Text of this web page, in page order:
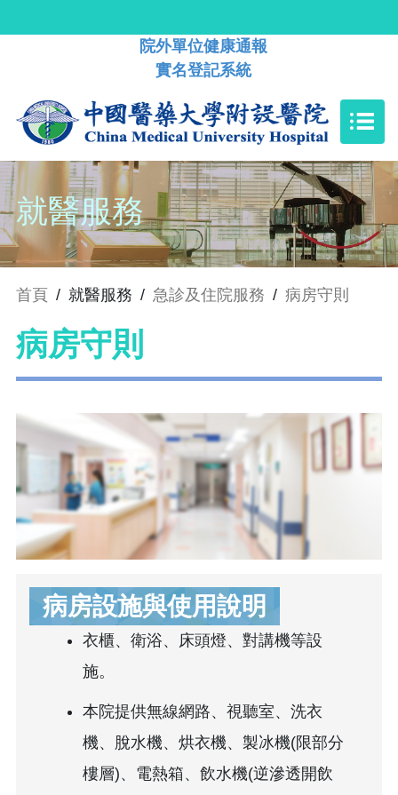
院外單位健康通報
實名登記系統
就醫服務
首頁 / 就醫服務 / 急診及住院服務 / 病房守則
病房守則
病房設施與使用說明
衣櫃、衛浴、床頭燈、對講機等設
施。
本院提供無線網路、視聽室、洗衣
機、脫水機、烘衣機、製冰機(限部分
樓層)、電熱箱、飲水機(逆滲透開飲